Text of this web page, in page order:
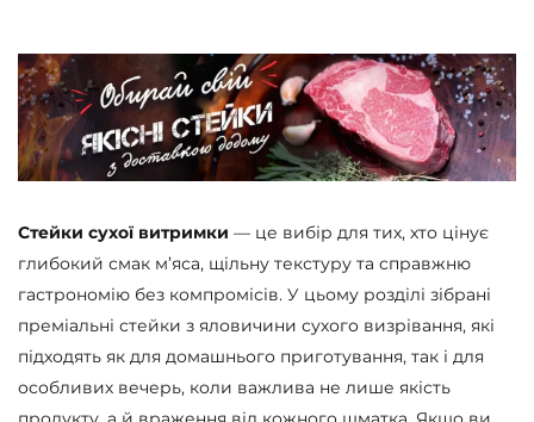
вибрати
на
сторінці
товару
Стейки сухої витримки — це вибір для тих, хто цінує
глибокий смак м’яса, щільну текстуру та справжню
гастрономію без компромісів. У цьому розділі зібрані
преміальні стейки з яловичини сухого визрівання, які
підходять як для домашнього приготування, так і для
особливих вечерь, коли важлива не лише якість